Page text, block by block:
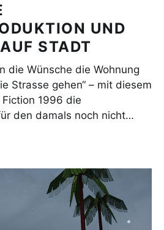
UND
STADT
die Wünsche die Wohnung
Strasse gehen“ – mit diesem
1996 die
den damals noch nicht…